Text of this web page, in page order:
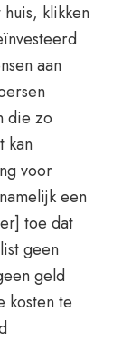
klikken
aan
die zo
kan
voor
een
toe dat
geen
geld
kosten te